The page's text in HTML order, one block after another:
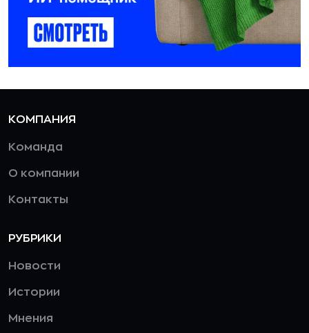
КОМПАНИЯ
Команда
О компании
Контакты
РУБРИКИ
Новости
Истории
Мнения